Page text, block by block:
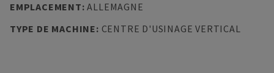
EMPLACEMENT:ALLEMAGNE
TYPE DE MACHINE: CENTRE D'USINAGE VERTICAL